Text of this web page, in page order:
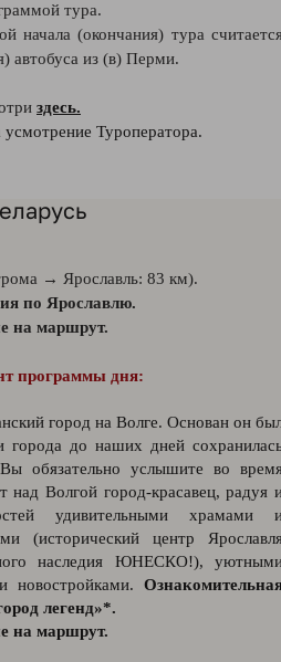
тура.
начала (окончания) тура
автобуса из (в) Перми.
здесь.
Туроператора.
→ Ярославль: 83 км).
по Ярославлю.
на маршрут.
программы дня:
город на Волге. Основан он
до наших дней
Вы обязательно услышите во
над Волгой город-красавец, радуя
удивительными храмами
(исторический центр
наследия ЮНЕСКО!),
новостройками.
легенд»*.
на маршрут.